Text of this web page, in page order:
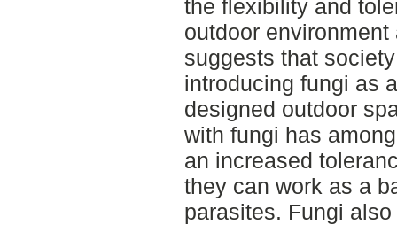
the flexibility and
outdoor
suggests that
introducing fungi as
designed outdoor
with fungi has
an increased
they can work as a
parasites. Fungi